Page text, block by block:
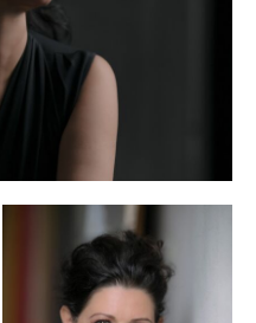
sowie am Opernhaus
an der Deutschen
Holländer) und Clairon
München,
Judith (Blaubarts
(The Bassarids) an
(Jenufa) in
mit Schönbergs
von 2009 bis 2020 zum
ihren dortigen Erfolgen
Penthesilea, Amme in
Carlo), Azucena